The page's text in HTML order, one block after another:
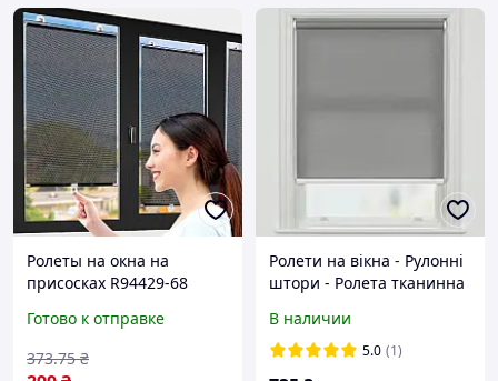
Ролеты на окна на
присосках R94429-68
шторка солнцезащитная
для авто и квартиры
Готово к отправке
373.75 ₴
Ролети на вікна - Рулонні
штори - Ролета тканинна
38x150см
В наличии
5.0 (1)